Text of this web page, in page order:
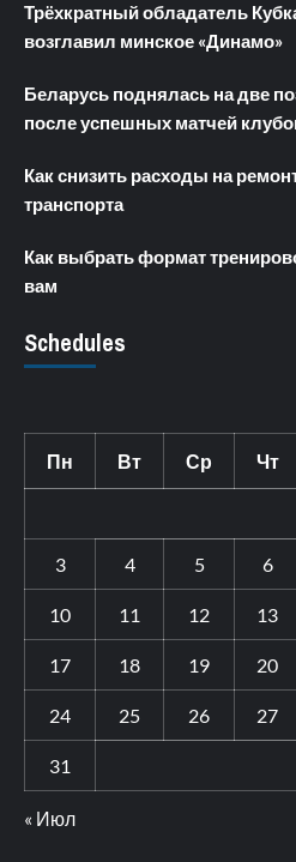
Трёхкратный обладатель
возглавил минское «Динамо»
Беларусь поднялась на две
после успешных матчей
Как снизить расходы на
транспорта
Как выбрать формат
вам
Schedules
Пн Вт Ср Чт
3 4 5 6
10 11 12 13
17 18 19 20
24 25 26 27
31
« Июл